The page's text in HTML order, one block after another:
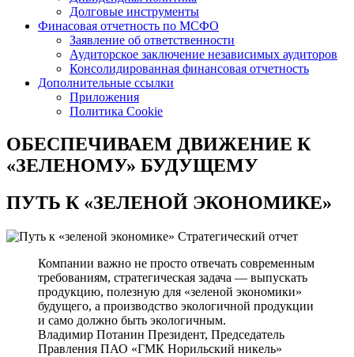
Долговые инструменты
Финасовая отчетность по МСФО
Заявление об ответственности
Аудиторское заключение независимых аудиторов
Консолидированная финансовая отчетность
Дополнительные ссылки
Приложения
Политика Cookie
ОБЕСПЕЧИВАЕМ ДВИЖЕНИЕ К
«ЗЕЛЕНОМУ» БУДУЩЕМУ
ПУТЬ К«ЗЕЛЕНОЙ ЭКОНОМИКЕ»
Стратегический отчет
Компании важно не просто отвечать современным
требованиям, стратегическая задача — выпускать
продукцию, полезную для «зеленой экономики»
будущего, а производство экологичной продукции
и само должно быть экологичным.
Владимир Потанин Президент, Председатель
Правления ПАО «ГМК Норильский никель»